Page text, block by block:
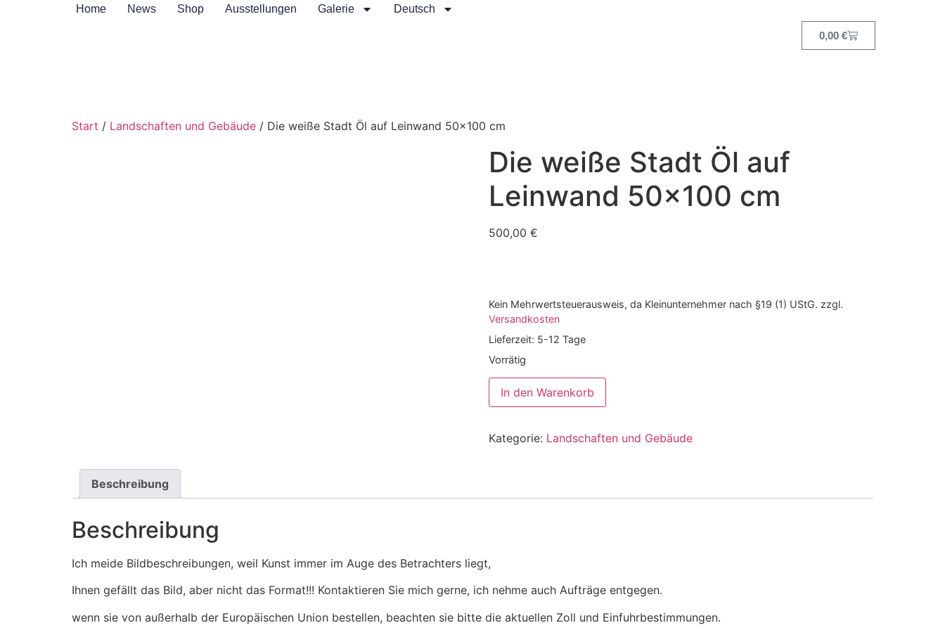
Home News Shop Ausstellungen Galerie Deutsch
0,00€
Start / Landschaften und Gebäude / Die weiße Stadt Öl auf Leinwand 50×100 cm
Die weiße Stadt Öl auf
Leinwand 50×100 cm
500,00 €
Kein Mehrwertsteuerausweis, da Kleinunternehmer nach §19 (1) UStG. zzgl.
Versandkosten
Lieferzeit: 5-12 Tage
Vorrätig
In den Warenkorb
Kategorie: Landschaften und Gebäude
Beschreibung
Beschreibung
Ich meide Bildbeschreibungen, weil Kunst immer im Auge des Betrachters liegt,
Ihnen gefällt das Bild, aber nicht das Format!!! Kontaktieren Sie mich gerne, ich nehme auch Aufträge entgegen.
wenn sie von außerhalb der Europäischen Union bestellen, beachten sie bitte die aktuellen Zoll und Einfuhrbestimmungen.